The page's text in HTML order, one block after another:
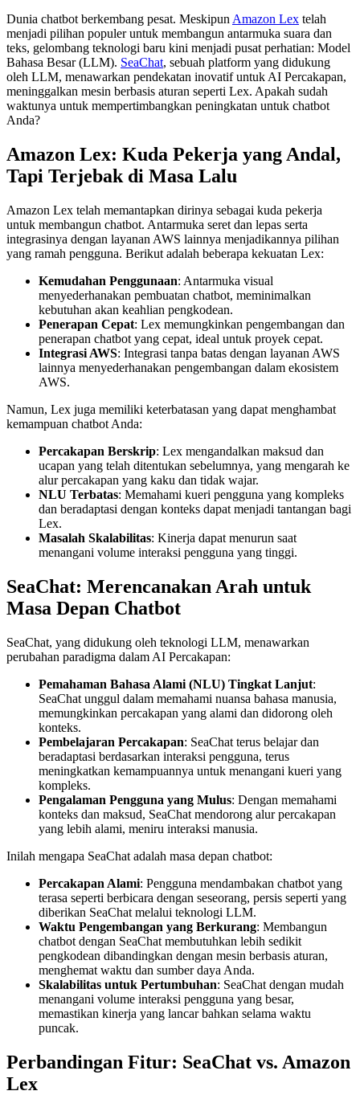
Dunia chatbot berkembang pesat. Meskipun Amazon Lex telah
menjadi pilihan populer untuk membangun antarmuka suara dan
teks, gelombang teknologi baru kini menjadi pusat perhatian: Model
Bahasa Besar (LLM). SeaChat, sebuah platform yang didukung
oleh LLM, menawarkan pendekatan inovatif untuk AI Percakapan,
meninggalkan mesin berbasis aturan seperti Lex. Apakah sudah
waktunya untuk mempertimbangkan peningkatan untuk chatbot
Anda?
Amazon Lex: Kuda Pekerja yang Andal,
Tapi Terjebak di Masa Lalu
Amazon Lex telah memantapkan dirinya sebagai kuda pekerja
untuk membangun chatbot. Antarmuka seret dan lepas serta
integrasinya dengan layanan AWS lainnya menjadikannya pilihan
yang ramah pengguna. Berikut adalah beberapa kekuatan Lex:
Kemudahan Penggunaan: Antarmuka visual
menyederhanakan pembuatan chatbot, meminimalkan
kebutuhan akan keahlian pengkodean.
Penerapan Cepat: Lex memungkinkan pengembangan dan
penerapan chatbot yang cepat, ideal untuk proyek cepat.
Integrasi AWS: Integrasi tanpa batas dengan layanan AWS
lainnya menyederhanakan pengembangan dalam ekosistem
AWS.
Namun, Lex juga memiliki keterbatasan yang dapat menghambat
kemampuan chatbot Anda:
Percakapan Berskrip: Lex mengandalkan maksud dan
ucapan yang telah ditentukan sebelumnya, yang mengarah ke
alur percakapan yang kaku dan tidak wajar.
NLU Terbatas: Memahami kueri pengguna yang kompleks
dan beradaptasi dengan konteks dapat menjadi tantangan bagi
Lex.
Masalah Skalabilitas: Kinerja dapat menurun saat
menangani volume interaksi pengguna yang tinggi.
SeaChat: Merencanakan Arah untuk
Masa Depan Chatbot
SeaChat, yang didukung oleh teknologi LLM, menawarkan
perubahan paradigma dalam AI Percakapan:
Pemahaman Bahasa Alami (NLU) Tingkat Lanjut:
SeaChat unggul dalam memahami nuansa bahasa manusia,
memungkinkan percakapan yang alami dan didorong oleh
konteks.
Pembelajaran Percakapan: SeaChat terus belajar dan
beradaptasi berdasarkan interaksi pengguna, terus
meningkatkan kemampuannya untuk menangani kueri yang
kompleks.
Pengalaman Pengguna yang Mulus: Dengan memahami
konteks dan maksud, SeaChat mendorong alur percakapan
yang lebih alami, meniru interaksi manusia.
Inilah mengapa SeaChat adalah masa depan chatbot:
Percakapan Alami: Pengguna mendambakan chatbot yang
terasa seperti berbicara dengan seseorang, persis seperti yang
diberikan SeaChat melalui teknologi LLM.
Waktu Pengembangan yang Berkurang: Membangun
chatbot dengan SeaChat membutuhkan lebih sedikit
pengkodean dibandingkan dengan mesin berbasis aturan,
menghemat waktu dan sumber daya Anda.
Skalabilitas untuk Pertumbuhan: SeaChat dengan mudah
menangani volume interaksi pengguna yang besar,
memastikan kinerja yang lancar bahkan selama waktu
puncak.
Perbandingan Fitur: SeaChat vs. Amazon
Lex